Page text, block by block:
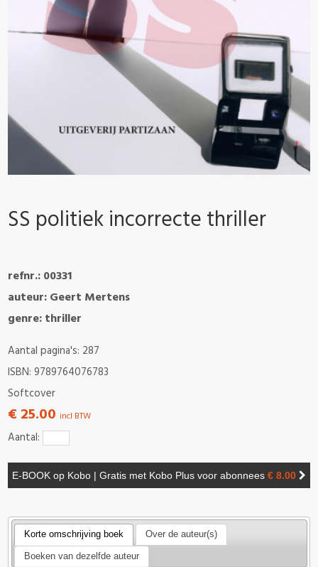
SS politiek incorrecte thriller
refnr.: 00331
auteur: Geert Mertens
genre: thriller
Aantal pagina's: 287
ISBN: 9789764076783
Softcover
€ 25.00 incl BTW
Aantal:
E-BOOK op Kobo | Gratis met Kobo Plus voor abonnees € 8.00
Korte omschrijving boek Over de auteur(s)
Boeken van dezelfde auteur